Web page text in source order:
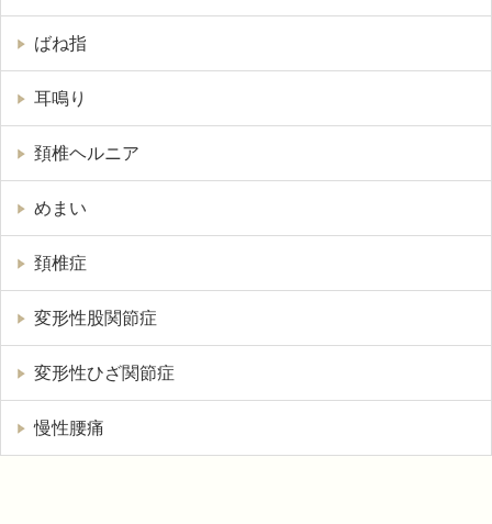
ばね指
耳鳴り
頚椎ヘルニア
めまい
頚椎症
変形性股関節症
変形性ひざ関節症
慢性腰痛